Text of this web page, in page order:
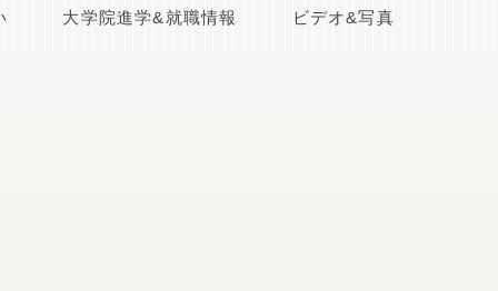
大学院進学&就職情報 ビデオ&写真